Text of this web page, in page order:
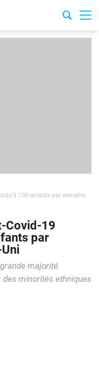
100 enfants par semaine
Covid-19
par
majorité
minorités ethniques